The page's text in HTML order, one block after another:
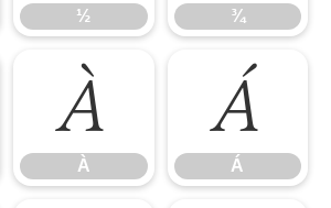
½ ¾
À
À
Á
Á